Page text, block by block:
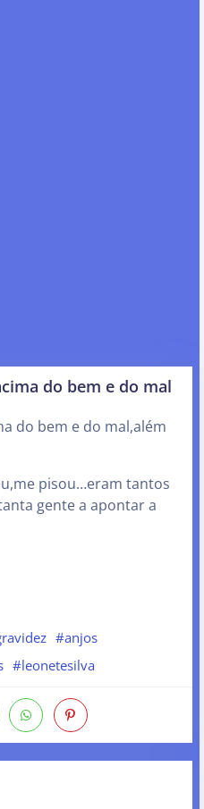
do bem e do mal
do bem e do mal,além
pisou…eram tantos
gente a apontar a
#anjos
#leonetesilva